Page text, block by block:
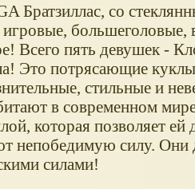
Братзиллас, со
большеголовые,
Всего пять девушек -
Это потрясающие
стильные и
в современном
которая позволяет ей
непобедимую силу. Они
силами!